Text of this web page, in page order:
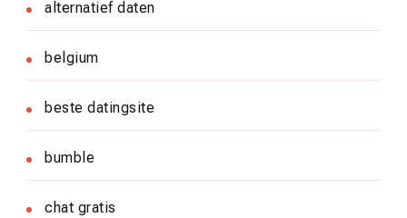
alternatief daten
belgium
beste datingsite
bumble
chat gratis